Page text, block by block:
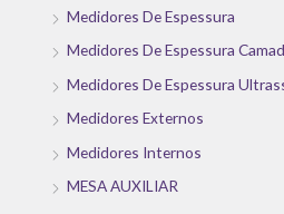
Medidores De Espessura
Medidores De Espessura
Medidores De Espessura
Medidores Externos
Medidores Internos
MESA AUXILIAR